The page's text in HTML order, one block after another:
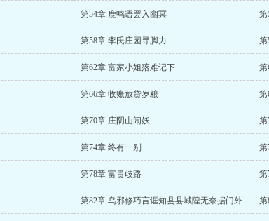
第54章 鹿鸣语罢入幽冥 第
第58章 李氏庄园寻脚力 第
第62章 富家小姐落难记下 第
第66章 收账放贷岁粮 第
第70章 庄阴山闹妖 第
第74章 终有一别 第
第78章 富贵歧路
第82章 乌邪修巧言诓知县县城隍无奈据门外 第